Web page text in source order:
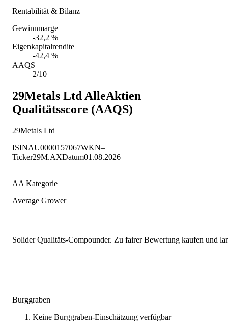
Rentabilität & Bilanz
Gewinnmarge
-32,2 %
Eigenkapitalrendite
-42,4 %
AAQS
2/10
29Metals Ltd AlleAktien
Qualitätsscore (AAQS)
29Metals Ltd
ISINAU0000157067WKN–
Ticker29M.AXDatum01.08.2026
AA Kategorie
Average Grower
Solider Qualitäts-Compounder. Zu fairer Bewertung kaufen und
Burggraben
Keine Burggraben-Einschätzung verfügbar